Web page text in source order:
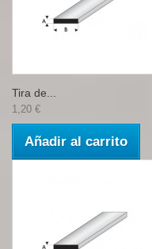
Tira de...
1,20 €
Añadir al carrito